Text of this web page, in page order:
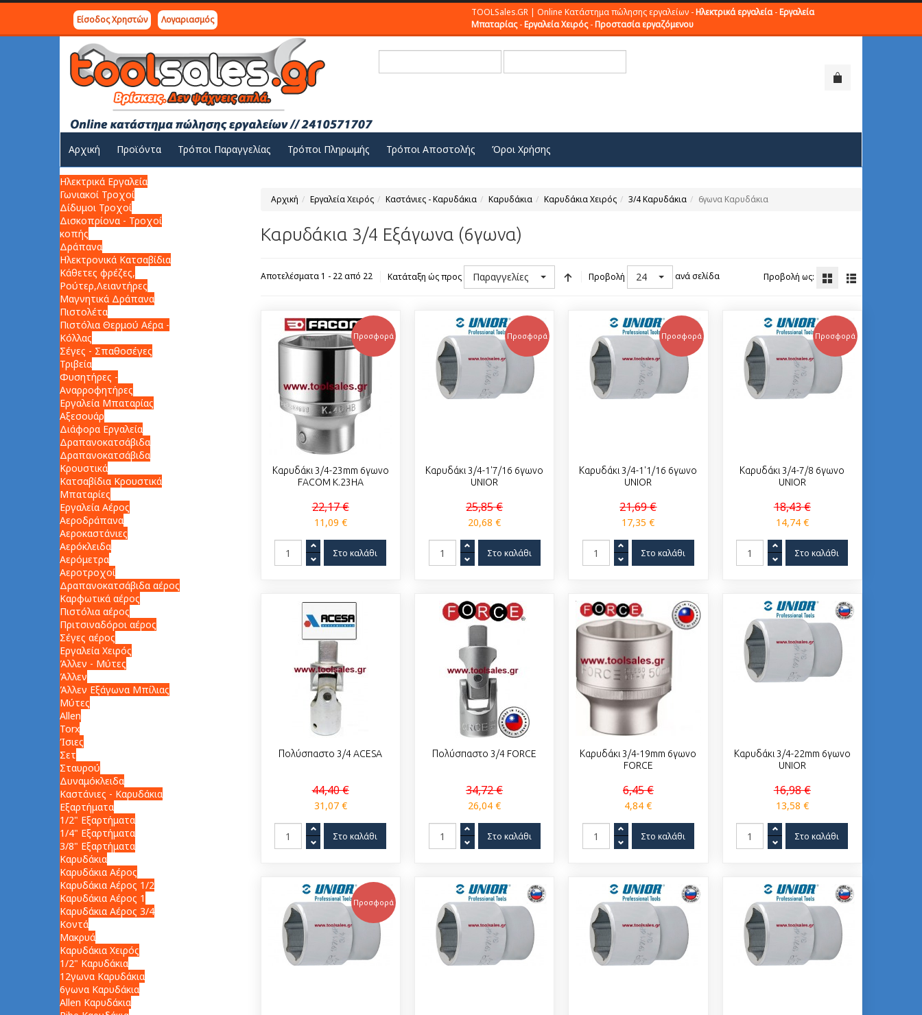
Είσοδος Χρηστών Λογαριασμός
TOOLSales.GR | Online Κατάστημα πώλησης εργαλείων -Ηλεκτρικά εργαλεία-Εργαλεία
Μπαταρίας-Εργαλεία Χειρός-Προστασία εργαζόμενου
Αρχική Προϊόντα Τρόποι Παραγγελίας Τρόποι Πληρωμής Τρόποι Αποστολής Όροι Χρήσης
Αρχική Εργαλεία Χειρός Καστάνιες - Καρυδάκια Καρυδάκια Καρυδάκια Χειρός 3/4 Καρυδάκια 6γωνα Καρυδάκια
Καρυδάκια 3/4 Εξάγωνα (6γωνα)
Αποτελέσματα 1 - 22 από 22 Κατάταξη ώς προς Παραγγελίες Προβολή 24 ανά σελίδα Προβολή ως:
Προσφορά
Καρυδάκι 3/4-23mm 6γωνο
FACOM K.23HA
22,17 €
11,09 €
Προσφορά
Καρυδάκι 3/4-1'7/16 6γωνο
UNIOR
25,85 €
20,68 €
Προσφορά
Καρυδάκι 3/4-1'1/16 6γωνο
UNIOR
21,69 €
17,35 €
Προσφορά
Καρυδάκι 3/4-7/8 6γωνο
UNIOR
18,43 €
14,74 €
Πολύσπαστο 3/4 ACESA
44,40 €
31,07 €
Πολύσπαστο 3/4 FORCE
34,72 €
26,04 €
Καρυδάκι 3/4-19mm 6γωνο
FORCE
6,45 €
4,84 €
Καρυδάκι 3/4-22mm 6γωνο
UNIOR
16,98 €
13,58 €
Προσφορά
Ηλεκτρικά Εργαλεία
Γωνιακοί Τροχοί
Δίδυμοι Τροχοί
Δισκοπρίονα - Τροχοί
κοπής
Δράπανα
Ηλεκτρονικά Κατσαβίδια
Κάθετες φρέζες,
Ρούτερ,Λειαντήρες
Μαγνητικά Δράπανα
Πιστολέτα
Πιστόλια Θερμού Αέρα -
Κόλλας
Σέγες - Σπαθοσέγες
Τριβεία
Φυσητήρες -
Αναρροφητήρες
Εργαλεία Μπαταρίας
Αξεσουάρ
Διάφορα Εργαλεία
Δραπανοκατσάβιδα
Δραπανοκατσάβιδα
Κρουστικά
Κατσαβίδια Κρουστικά
Μπαταρίες
Εργαλεία Αέρος
Αεροδράπανα
Αεροκαστάνιες
Αερόκλειδα
Αερόμετρα
Αεροτροχοί
Δραπανοκατσάβιδα αέρος
Καρφωτικά αέρος
Πιστόλια αέρος
Πριτσιναδόροι αέρος
Σέγες αέρος
Εργαλεία Χειρός
Άλλεν - Μύτες
Άλλεν
Άλλεν Εξάγωνα Μπίλιας
Μύτες
Allen
Torx
Ίσιες
Σετ
Σταυρού
Δυναμόκλειδα
Καστάνιες - Καρυδάκια
Εξαρτήματα
1/2" Εξαρτήματα
1/4" Εξαρτήματα
3/8" Εξαρτήματα
Καρυδάκια
Καρυδάκια Αέρος
Καρυδάκια Αέρος 1/2
Καρυδάκια Αέρος 1
Καρυδάκια Αέρος 3/4
Κοντά
Μακρυά
Καρυδάκια Χειρός
1/2" Καρυδάκια
12γωνα Καρυδάκια
6γωνα Καρυδάκια
Allen Καρυδάκια